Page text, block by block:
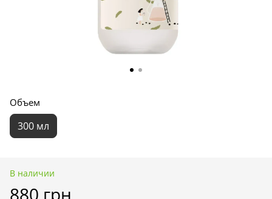
Объем
300 мл
В наличии
880 грн